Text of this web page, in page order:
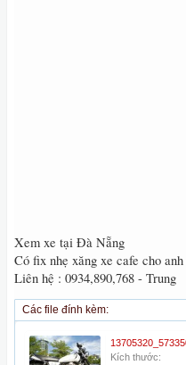
Xem xe tại Đà Nẵng
Có fix nhẹ xăng xe cafe cho
Liên hệ : 0934,890,768 - Trung
Các file đính kèm:
Kích thước: